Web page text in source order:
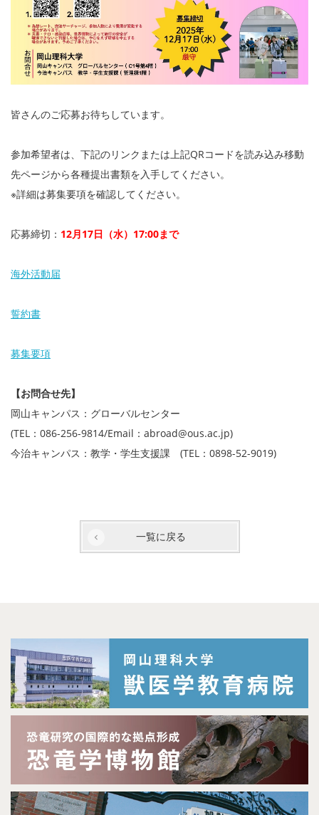
皆さんのご応募お待ちしています。
参加希望者は、下記のリンクまたは上記QRコードを読み込み移動
先ページから各種提出書類を入手してください。
※詳細は募集要項を確認してください。
応募締切： 12月17日（水）17:00まで
海外活動届
誓約書
募集要項
【お問合せ先】
岡山キャンパス：グローバルセンター
(TEL：086-256-9814/Email：abroad@ous.ac.jp)
今治キャンパス：教学・学生支援課 (TEL：0898-52-9019)
一覧に戻る